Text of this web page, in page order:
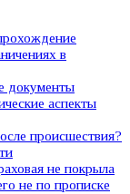
в
документы
аспекты
происшествия?
не покрыла
не по прописке